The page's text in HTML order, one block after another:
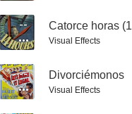
Cielo amarillo
-- Catorce horas
Visual Effects
-- Divorciémonos
Visual Effects